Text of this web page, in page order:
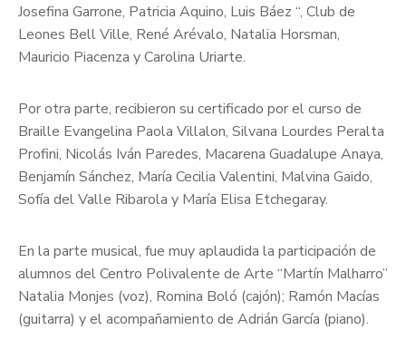
Josefina Garrone, Patricia Aquino, Luis Báez “, Club de
Leones Bell Ville, René Arévalo, Natalia Horsman,
Mauricio Piacenza y Carolina Uriarte.
Por otra parte, recibieron su certificado por el curso de
Braille Evangelina Paola Villalon, Silvana Lourdes Peralta
Profini, Nicolás Iván Paredes, Macarena Guadalupe Anaya,
Benjamín Sánchez, María Cecilia Valentini, Malvina Gaido,
Sofía del Valle Ribarola y María Elisa Etchegaray.
En la parte musical, fue muy aplaudida la participación de
alumnos del Centro Polivalente de Arte “Martín Malharro”
Natalia Monjes (voz), Romina Boló (cajón); Ramón Macías
(guitarra) y el acompañamiento de Adrián García (piano).